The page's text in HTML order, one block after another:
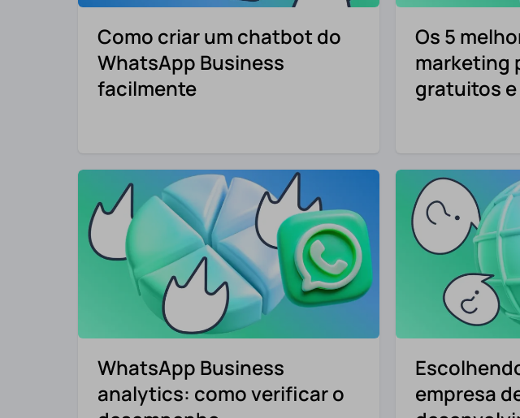
Como criar um chatbot do
WhatsApp Business
facilmente
Os 5
marketing
gratuitos
WhatsApp Business
analytics: como verificar o
empresa